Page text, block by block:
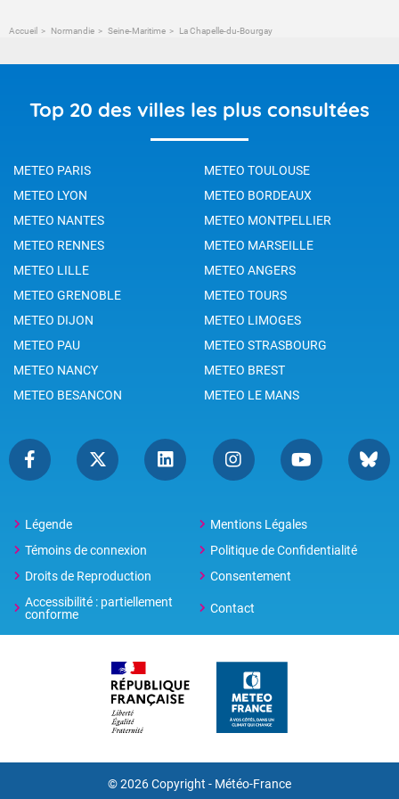
Accueil Normandie Seine-Maritime La Chapelle-du-Bourgay
Top 20 des villes les plus consultées
METEO PARIS
METEO TOULOUSE
METEO LYON
METEO BORDEAUX
METEO NANTES
METEO MONTPELLIER
METEO RENNES
METEO MARSEILLE
METEO LILLE
METEO ANGERS
METEO GRENOBLE
METEO TOURS
METEO DIJON
METEO LIMOGES
METEO PAU
METEO STRASBOURG
METEO NANCY
METEO BREST
METEO BESANCON
METEO LE MANS
Légende
Mentions Légales
Témoins de connexion
Politique de Confidentialité
Droits de Reproduction
Consentement
Accessibilité : partiellement
conforme
Contact
© 2026 Copyright - Météo-France